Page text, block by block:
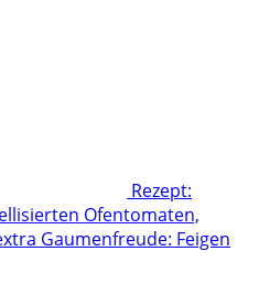
Rezept:
Ofentomaten,
Gaumenfreude: Feigen